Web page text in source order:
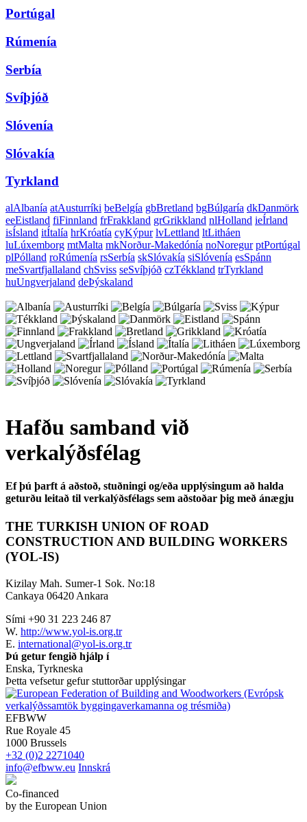
Portúgal
Rúmenía
Serbía
Svíþjóð
Slóvenía
Slóvakía
Tyrkland
alAlbanía atAusturríki beBelgía gbBretland bgBúlgaría dkDanmörk
eeEistland fiFinnland frFrakkland grGrikkland nlHolland ieÍrland
isÍsland itÍtalía hrKróatía cyKýpur lvLettland ltLitháen
luLúxemborg mtMalta mkNorður-Makedónía noNoregur ptPortúgal
plPólland roRúmenía rsSerbía skSlóvakía siSlóvenía esSpánn
meSvartfjallaland chSviss seSvíþjóð czTékkland trTyrkland
huUngverjaland deÞýskaland
Hafðu samband við
verkalýðsfélag
Ef þú þarft á aðstoð, stuðningi og/eða upplýsingum að halda
geturðu leitað til verkalýðsfélags sem aðstoðar þig með ánægju
THE TURKISH UNION OF ROAD
CONSTRUCTION AND BUILDING WORKERS
(YOL-IS)
Kizilay Mah. Sumer-1 Sok. No:18
Cankaya 06420 Ankara
Sími +90 31 223 246 87
W. http://www.yol-is.org.tr
E. international@yol-is.org.tr
Þú getur fengið hjálp í
Enska, Tyrkneska
Þetta vefsetur gefur stuttorðar upplýsingar
EFBWW
Rue Royale 45
1000 Brussels
+32 (0)2 2271040
info@efbww.eu Innskrá
Co-financed
by the European Union